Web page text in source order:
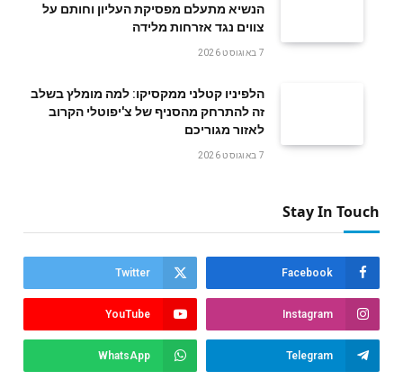
הנשיא מתעלם מפסיקת העליון וחותם על
צווים נגד אזרחות מלידה
7 באוגוסט 2026
הלפיניו קטלני ממקסיקו: למה מומלץ בשלב
זה להתרחק מהסניף של צ'יפוטלי הקרוב
לאזור מגוריכם
7 באוגוסט 2026
Stay In Touch
Facebook
Twitter
Instagram
YouTube
Telegram
WhatsApp